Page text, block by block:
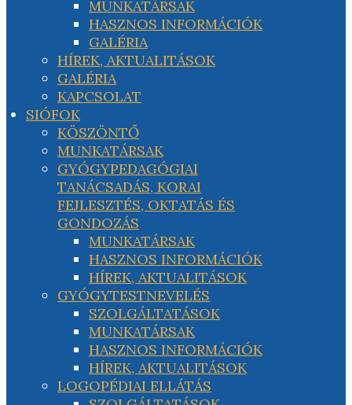
MUNKATÁRSAK
HASZNOS INFORMÁCIÓK
GALÉRIA
HÍREK, AKTUALITÁSOK
GALÉRIA
KAPCSOLAT
SIÓFOK
KÖSZÖNTŐ
MUNKATÁRSAK
GYÓGYPEDAGÓGIAI
TANÁCSADÁS, KORAI
FEJLESZTÉS, OKTATÁS ÉS
GONDOZÁS
MUNKATÁRSAK
HASZNOS INFORMÁCIÓK
HÍREK, AKTUALITÁSOK
GYÓGYTESTNEVELÉS
SZOLGÁLTATÁSOK
MUNKATÁRSAK
HASZNOS INFORMÁCIÓK
HÍREK, AKTUALITÁSOK
LOGOPÉDIAI ELLÁTÁS